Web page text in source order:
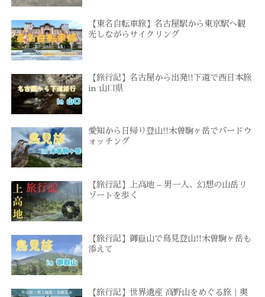
【東名自転車旅】名古屋駅から東京駅へ観
光しながらサイクリング
【旅行記】名古屋から出発!!下道で西日本旅
in 山口県
愛知から日帰り登山!!木曽駒ヶ岳でバードウ
ォッチング
【旅行記】上高地 – 男一人、幻想の山岳リ
ゾートを歩く
【旅行記】御嶽山で鳥見登山!!木曽駒ヶ岳も
添えて
【旅行記】世界遺産 高野山をめぐる旅｜奥